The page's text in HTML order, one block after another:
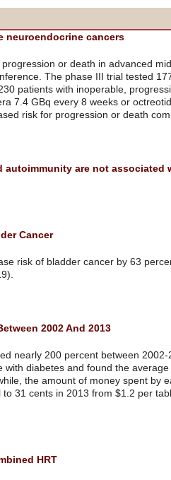
New lifeline for patients with
New drug Lutathera lowers risk of
study presented at 13th annual
peptide receptor radionuclide
assigned to four administrations of
Lutathera resulted in about an 80%
Subclinical hypothyroidism and
Pioglitazone May Increase Risk Of
A study in BMJ found pioglitazone to
person years; HR 1.63, 95% CI 1.22
Cost Of Insulin Increased 200
Anew studyshows cost of insulin
medical spending data from 27,878
percent from $4.3 to $12.9 per mL.
medications fell 16 percent.
Three times greater risk of VTE with